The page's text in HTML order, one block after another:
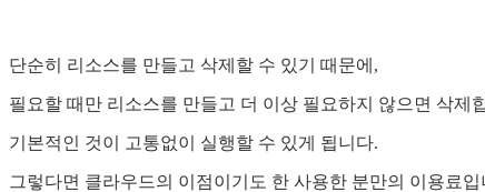
단순히 리소스를 만들고 삭제할 수 있기 때문에,
필요할 때만 리소스를 만들고 더 이상 필요하지 않으면 삭제
기본적인 것이 고통없이 실행할 수 있게 됩니다.
그렇다면 클라우드의 이점이기도 한 사용한 분만의 이용료입